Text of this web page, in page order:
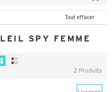
Tout effacer
SPY FEMME
2 Produits